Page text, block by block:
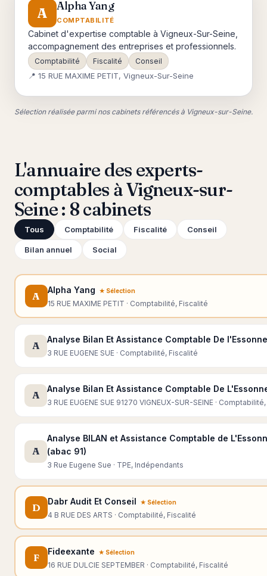
A Alpha Yang
COMPTABILITÉ
Cabinet d'expertise comptable à Vigneux-Sur-Seine,
accompagnement des entreprises et professionnels.
Comptabilité Fiscalité Conseil
📍 15 RUE MAXIME PETIT, Vigneux-Sur-Seine
Sélection réalisée parmi nos cabinets référencés à Vigneux-sur-Seine.
L'annuaire des experts-
comptables à Vigneux-sur-
Seine : 8 cabinets
Tous Comptabilité Fiscalité Conseil
Bilan annuel Social
A
Alpha Yang ★ Sélection
15 RUE MAXIME PETIT · Comptabilité, Fiscalité
A
Analyse Bilan Et Assistance Comptable De l'Essonne
3 RUE EUGENE SUE · Comptabilité, Fiscalité
A
Analyse Bilan Et Assistance Comptable De
3 RUE EUGENE SUE 91270 VIGNEUX-SUR-SEINE ·
A
Analyse BILAN et Assistance Comptable de
(abac 91)
3 Rue Eugene Sue · TPE, Indépendants
D
Dabr Audit Et Conseil ★ Sélection
4 B RUE DES ARTS · Comptabilité, Fiscalité
F
Fideexante ★ Sélection
16 RUE DULCIE SEPTEMBER · Comptabilité, Fiscalité